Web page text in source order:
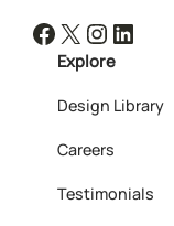
Facebook X Instagram LinkedIn
Explore
Design Library
Careers
Testimonials